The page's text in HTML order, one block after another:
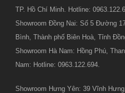
TP. Hồ Chí Minh. Hotline:
Showroom Đồng Nai: Số 5 Đường
Bình, Thành phố Biên Hoà, Tỉnh
Showroom Hà Nam: Hồng Phú,
Nam: Hotline: 0963.122.694.
Showroom Hưng Yên: 39 Vĩnh